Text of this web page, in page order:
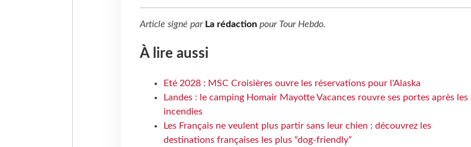
Article signé par La rédactionpour Tour Hebdo.
À lire aussi
Eté 2028 : MSC Croisières ouvre les réservations pour l'Alaska
Landes : le camping Homair Mayotte Vacances rouvre ses portes après les
incendies
Les Français ne veulent plus partir sans leur chien : découvrez les
destinations françaises les plus “dog-friendly”